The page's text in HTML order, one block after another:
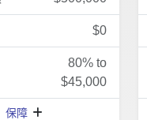
$0
80% to
$45,000
保障